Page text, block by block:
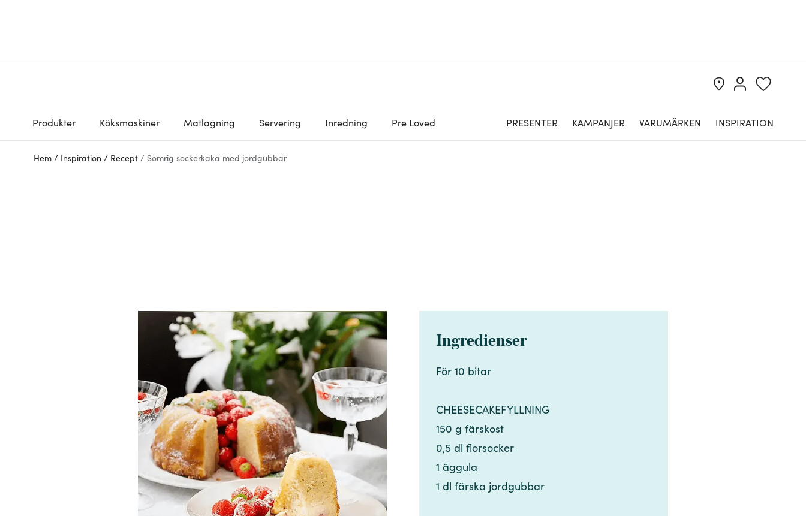
Produkter Köksmaskiner Matlagning Servering Inredning Pre Loved PRESENTER KAMPANJER VARUMÄRKEN INSPIRATION
Hem / Inspiration / Recept / Somrig sockerkaka med jordgubbar
Ingredienser
För 10 bitar​​​​‌ ‍ ​‍​‍‌‍ ‌ ​‍‌‍‍‌‌‍‌ ‌‍‍‌‌‍ ‍​‍​‍​ ‍‍​‍​‍‌ ​ ‌‍​‌‌‍ ‍‌‍‍‌‌ ‌​‌ ‍‌​‍ ‍‌‍‍‌‌‍ ​‍​‍​‍ ​​‍​‍‌‍‍​‌ ​‍‌‍‌‌‌‍‌‍​‍​‍​ ‍‍​‍​‍‌‍‍​‌ ‌​‌ ‌​‌ ​​‌ ​ ​ ‍‍​‍ ​‍ ‌‍​ ‌‍ ‌‌ ​ ​‍ ‍‌‍​ ‌‍‌‌‌ ​‍‌ ‌‍‌‍‌‌‌ ​‍‌‍​‌​‍ ‍‌ ​ ‌‍‌‌​‍ ‌ ​​‌ ​‍‌‍ ‌‍‌​‌ ‌‌‌‍​ ‌ ‌​‌‍‍‌‌‍ ‌‍ ‍​‍ ‌‍‍‌‌‍ ‍‌ ‌​‌‍‌‌‌‍ ‍‌ ‌​​‍ ‌‍‌‌‌‍‌​‌‍‍‌‌ ‌​​‍ ‌‍ ‌‌‍ ‌‍‌​‌‍‌‌​ ‌‌ ​​‌ ​‍‌‍‌‌‌ ​ ‌‍‌‌‌‍ ‍‌ ‌​‌‍​‌‌ ‌​‌‍‍‌‌‍ ‌‍ ‍​ ‍ ‌‍‍‌‌‍‌​​ ‌​ ‌‍​ ​‍​ ​‍‌‍​‌‌‍​ ‌‍‌‌​ ‌‍​ ‍‌​‍ ‌​ ​‍​ ​‍​ ​‌​ ‌​​‍ ‌​ ‌​‌‍‌‌​ ‍‌‌‍‌​​‍ ‌‌‍​‌​ ​‌​ ‌ ​ ‌‍​‍ ‌‌‍​‍​ ​‌​ ​‌​ ​ ‌‍​‍​ ‌ ​ ​​​ ​ ​ ​‌​ ‌‍​ ‌​‌‍‌‌​ ‍ ‌ ‌​‌ ‍‌‌ ​​‌‍‌‌​ ‌‌ ​​‌‍​‌‌‍‌ ‌‍‌‌​ ‍ ‌ ​​‌‍​‌‌ ‌​‌‍‍​​ ‌‌‍​‍‌‍ ​‌‍ ‌‍​ ‌‍‍ ‌ ​ ​‍‌‌​ ‌‌‌​​‍‌‌ ‌‍‍ ‌‍‌‌‌ ‍‌​‍‌‌​ ​ ‌​‌​​‍‌‌​ ​ ‌​‌​​‍‌‌​ ​‍​ ​‍‌‍​‍​ ‌‍​ ‌​​ ​ ‌‍​‍​ ​‍‌‍‌​‌‍‌‌​‍ ‌‌‍‌​‌‍​‍‌‍​‍​ ​ ​‍ ‌​ ‌​‌‍‌​​ ‌‍​ ​ ​‍ ‌‌‍​‍​ ‍​​ ​‍​ ​​​‍ ‌‌‍‌‍​ ‌​​ ‌‍​ ​‍​ ​‍​ ‌ ‌‍‌​‌‍​‌​ ​​‌‍‌​​ ‍​​ ​ ​‍‌‌​ ​‍​ ​‍​‍‌‌​ ‌‌‌​‌​​‍ ‍‌‍​ ‌‍ ‌‍ ​‌ ‌‌‌‍ ‌‌‍ ‍‌ ​ ​‍‌‌​ ‌‌‌​​‍‌‌ ‌‍‍ ‌‍‌‌‌ ‍‌​‍‌‌​ ​ ‌​‌​​‍‌‌​ ​ ‌​‌​​‍‌‌​ ​‍​ ​‍​ ‌‌​ ‌‌‌‍‌​‌‍‌‌‌‍‌‌​ ‌ ​ ‌‍​ ‌​​ ​​​ ‍​‌‍‌‍‌‍​ ​‍‌‌​ ​‍​ ​‍​‍‌‌​ ‌‌‌​‌​​‍ ‍‌‍‍‌‌ ‌​‌‍‌‌‌‍ ‌‌ ​ ​‍‌‌​ ‌‌‌​​‍​ ​​​‍‌‌​ ‌‌‌​‌​​ ‌‍​‍‌‍​‌‌ ​ ‌‍‌‌‌‌‌‌‌ ​‍‌‍ ​​ ‌‌‍‍​‌ ‌​‌ ‌​‌ ​​‌ ​ ​‍‌‌​ ​ ‌​​‌​‍‌‌​ ​‍‌​‌‍​‍‌‌​ ​‍‌​‌‍‌‍​ ‌‍ ‌‌ ​ ​‍ ‍‌‍​ ‌‍‌‌‌ ​‍‌ ‌‍‌‍‌‌‌ ​‍‌‍​‌​‍ ‍‌ ​ ‌‍‌‌​‍‌‍‌‍‍‌‌‍‌​​ ‌​ ‌‍​ ​‍​ ​‍‌‍​‌‌‍​ ‌‍‌‌​ ‌‍​ ‍‌​‍ ‌​ ​‍​ ​‍​ ​‌​ ‌​​‍ ‌​ ‌​‌‍‌‌​ ‍‌‌‍‌​​‍ ‌‌‍​‌​ ​‌​ ‌ ​ ‌‍​‍ ‌‌‍​‍​ ​‌​ ​‌​ ​ ‌‍​‍​ ‌ ​ ​​​ ​ ​ ​‌​ ‌‍​ ‌​‌‍‌‌​‍‌‍‌ ‌​‌ ‍‌‌ ​​‌‍‌‌​ ‌‌ ​​‌‍​‌‌‍‌ ‌‍‌‌​‍‌‍‌ ​​‌‍​‌‌ ‌​‌‍‍​​ ‌‌‍​‍‌‍ ​‌‍ ‌‍​ ‌‍‍ ‌ ​ ​‍‌‌​ ‌‌‌​​‍‌‌ ‌‍‍ ‌‍‌‌‌ ‍‌​‍‌‌​ ​ ‌​‌​​‍‌‌​ ​ ‌​‌​​‍‌‌​ ​‍​ ​‍‌‍​‍​ ‌‍​ ‌​​ ​ ‌‍​‍​ ​‍‌‍‌​‌‍‌‌​‍ ‌‌‍‌​‌‍​‍‌‍​‍​ ​ ​‍ ‌​ ‌​‌‍‌​​ ‌‍​ ​ ​‍ ‌‌‍​‍​ ‍​​ ​‍​ ​​​‍ ‌‌‍‌‍​ ‌​​ ‌‍​ ​‍​ ​‍​ ‌ ‌‍‌​‌‍​‌​ ​​‌‍‌​​ ‍​​ ​ ​‍‌‌​ ​‍​ ​‍​‍‌‌​ ‌‌‌​‌​​‍ ‍‌‍​ ‌‍ ‌‍ ​‌ ‌‌‌‍ ‌‌‍ ‍‌ ​ ​‍‌‌​ ‌‌‌​​‍‌‌ ‌‍‍ ‌‍‌‌‌ ‍‌​‍‌‌​ ​ ‌​‌​​‍‌‌​ ​ ‌​‌​​‍‌‌​ ​‍​ ​‍​ ‌‌​ ‌‌‌‍‌​‌‍‌‌‌‍‌‌​ ‌ ​ ‌‍​ ‌​​ ​​​ ‍​‌‍‌‍‌‍​ ​‍‌‌​ ​‍​ ​‍​‍‌‌​ ‌‌‌​‌​​‍ ‍‌‍‍‌‌ ‌​‌‍‌‌‌‍ ‌‌ ​ ​‍‌‌​ ‌‌‌​​‍​ ​​​‍‌‌​ ‌‌‌​‌​​‍‌‍‌ ‌ ‌‍ ‌ ​‍‌‍‍ ‌ ​ ‌ ​​‌‍​‌‌‍​ ‌‍‌‌​ ‌‌ ​​‌ ​‍‌‍ ‌‍‌​‌ ‌‌‌‍​ ‌ ‌​‌‍‍‌‌‍ ‌‍ ‍​‍‌‍‌ ​​‌‍‌‌‌ ​‍‌ ​ ‌ ​​‌‍‌‌‌‍​ ‌ ‌​‌‍‍‌‌ ‌‍‌‍‌‌​ ‌‌ ​​‌ ‌‌‌‍​‍‌‍ ​‌‍‍‌‌ ​ ‌‍‍​‌‍‌‌‌‍‌​​‍​‍‌ ‌
CHEESECAKEFYLLNING​​​​‌ ‍ ​‍​‍‌‍ ‌ ​‍‌‍‍‌‌‍‌ ‌‍‍‌‌‍ ‍​‍​‍​ ‍‍​‍​‍‌ ​ ‌‍​‌‌‍ ‍‌‍‍‌‌ ‌​‌ ‍‌​‍ ‍‌‍‍‌‌‍ ​‍​‍​‍ ​​‍​‍‌‍‍​‌ ​‍‌‍‌‌‌‍‌‍​‍​‍​ ‍‍​‍​‍‌‍‍​‌ ‌​‌ ‌​‌ ​​‌ ​ ​ ‍‍​‍ ​‍ ‌‍​ ‌‍ ‌‌ ​ ​‍ ‍‌‍​ ‌‍‌‌‌ ​‍‌ ‌‍‌‍‌‌‌ ​‍‌‍​‌​‍ ‍‌ ​ ‌‍‌‌​‍ ‌ ​​‌ ​‍‌‍ ‌‍‌​‌ ‌‌‌‍​ ‌ ‌​‌‍‍‌‌‍ ‌‍ ‍​‍ ‌‍‍‌‌‍ ‍‌ ‌​‌‍‌‌‌‍ ‍‌ ‌​​‍ ‌‍‌‌‌‍‌​‌‍‍‌‌ ‌​​‍ ‌‍ ‌‌‍ ‌‍‌​‌‍‌‌​ ‌‌ ​​‌ ​‍‌‍‌‌‌ ​ ‌‍‌‌‌‍ ‍‌ ‌​‌‍​‌‌ ‌​‌‍‍‌‌‍ ‌‍ ‍​ ‍ ‌‍‍‌‌‍‌​​ ‌​ ‌‍​ ​‍​ ​‍‌‍​‌‌‍​ ‌‍‌‌​ ‌‍​ ‍‌​‍ ‌​ ​‍​ ​‍​ ​‌​ ‌​​‍ ‌​ ‌​‌‍‌‌​ ‍‌‌‍‌​​‍ ‌‌‍​‌​ ​‌​ ‌ ​ ‌‍​‍ ‌‌‍​‍​ ​‌​ ​‌​ ​ ‌‍​‍​ ‌ ​ ​​​ ​ ​ ​‌​ ‌‍​ ‌​‌‍‌‌​ ‍ ‌ ‌​‌ ‍‌‌ ​​‌‍‌‌​ ‌‌ ​​‌‍​‌‌‍‌ ‌‍‌‌​ ‍ ‌ ​​‌‍​‌‌ ‌​‌‍‍​​ ‌‌‍​‍‌‍ ​‌‍ ‌‍​ ‌‍‍ ‌ ​ ​‍‌‌​ ‌‌‌​​‍‌‌ ‌‍‍ ‌‍‌‌‌ ‍‌​‍‌‌​ ​ ‌​‌​​‍‌‌​ ​ ‌​‌​​‍‌‌​ ​‍​ ​‍‌‍​‍​ ‌‍​ ‌​​ ​ ‌‍​‍​ ​‍‌‍‌​‌‍‌‌​‍ ‌‌‍‌​‌‍​‍‌‍​‍​ ​ ​‍ ‌​ ‌​‌‍‌​​ ‌‍​ ​ ​‍ ‌‌‍​‍​ ‍​​ ​‍​ ​​​‍ ‌‌‍‌‍​ ‌​​ ‌‍​ ​‍​ ​‍​ ‌ ‌‍‌​‌‍​‌​ ​​‌‍‌​​ ‍​​ ​ ​‍‌‌​ ​‍​ ​‍​‍‌‌​ ‌‌‌​‌​​‍ ‍‌‍​ ‌‍ ‌‍ ​‌ ‌‌‌‍ ‌‌‍ ‍‌ ​ ​‍‌‌​ ‌‌‌​​‍‌‌ ‌‍‍ ‌‍‌‌‌ ‍‌​‍‌‌​ ​ ‌​‌​​‍‌‌​ ​ ‌​‌​​‍‌‌​ ​‍​ ​‍​ ‌‌​ ‌‌‌‍‌​‌‍‌‌‌‍‌‌​ ‌ ​ ‌‍​ ‌​​ ​​​ ‍​‌‍‌‍‌‍​ ​‍‌‌​ ​‍​ ​‍​‍‌‌​ ‌‌‌​‌​​‍ ‍‌‍‍‌‌ ‌​‌‍‌‌‌‍ ‌‌ ​ ​‍‌‌​ ‌‌‌​​‍​ ​‍​‍‌‌​ ‌‌‌​‌​​ ‌‍​‍‌‍​‌‌ ​ ‌‍‌‌‌‌‌‌‌ ​‍‌‍ ​​ ‌‌‍‍​‌ ‌​‌ ‌​‌ ​​‌ ​ ​‍‌‌​ ​ ‌​​‌​‍‌‌​ ​‍‌​‌‍​‍‌‌​ ​‍‌​‌‍‌‍​ ‌‍ ‌‌ ​ ​‍ ‍‌‍​ ‌‍‌‌‌ ​‍‌ ‌‍‌‍‌‌‌ ​‍‌‍​‌​‍ ‍‌ ​ ‌‍‌‌​‍‌‍‌‍‍‌‌‍‌​​ ‌​ ‌‍​ ​‍​ ​‍‌‍​‌‌‍​ ‌‍‌‌​ ‌‍​ ‍‌​‍ ‌​ ​‍​ ​‍​ ​‌​ ‌​​‍ ‌​ ‌​‌‍‌‌​ ‍‌‌‍‌​​‍ ‌‌‍​‌​ ​‌​ ‌ ​ ‌‍​‍ ‌‌‍​‍​ ​‌​ ​‌​ ​ ‌‍​‍​ ‌ ​ ​​​ ​ ​ ​‌​ ‌‍​ ‌​‌‍‌‌​‍‌‍‌ ‌​‌ ‍‌‌ ​​‌‍‌‌​ ‌‌ ​​‌‍​‌‌‍‌ ‌‍‌‌​‍‌‍‌ ​​‌‍​‌‌ ‌​‌‍‍​​ ‌‌‍​‍‌‍ ​‌‍ ‌‍​ ‌‍‍ ‌ ​ ​‍‌‌​ ‌‌‌​​‍‌‌ ‌‍‍ ‌‍‌‌‌ ‍‌​‍‌‌​ ​ ‌​‌​​‍‌‌​ ​ ‌​‌​​‍‌‌​ ​‍​ ​‍‌‍​‍​ ‌‍​ ‌​​ ​ ‌‍​‍​ ​‍‌‍‌​‌‍‌‌​‍ ‌‌‍‌​‌‍​‍‌‍​‍​ ​ ​‍ ‌​ ‌​‌‍‌​​ ‌‍​ ​ ​‍ ‌‌‍​‍​ ‍​​ ​‍​ ​​​‍ ‌‌‍‌‍​ ‌​​ ‌‍​ ​‍​ ​‍​ ‌ ‌‍‌​‌‍​‌​ ​​‌‍‌​​ ‍​​ ​ ​‍‌‌​ ​‍​ ​‍​‍‌‌​ ‌‌‌​‌​​‍ ‍‌‍​ ‌‍ ‌‍ ​‌ ‌‌‌‍ ‌‌‍ ‍‌ ​ ​‍‌‌​ ‌‌‌​​‍‌‌ ‌‍‍ ‌‍‌‌‌ ‍‌​‍‌‌​ ​ ‌​‌​​‍‌‌​ ​ ‌​‌​​‍‌‌​ ​‍​ ​‍​ ‌‌​ ‌‌‌‍‌​‌‍‌‌‌‍‌‌​ ‌ ​ ‌‍​ ‌​​ ​​​ ‍​‌‍‌‍‌‍​ ​‍‌‌​ ​‍​ ​‍​‍‌‌​ ‌‌‌​‌​​‍ ‍‌‍‍‌‌ ‌​‌‍‌‌‌‍ ‌‌ ​ ​‍‌‌​ ‌‌‌​​‍​ ​‍​‍‌‌​ ‌‌‌​‌​​‍‌‍‌ ‌ ‌‍ ‌ ​‍‌‍‍ ‌ ​ ‌ ​​‌‍​‌‌‍​ ‌‍‌‌​ ‌‌ ​​‌ ​‍‌‍ ‌‍‌​‌ ‌‌‌‍​ ‌ ‌​‌‍‍‌‌‍ ‌‍ ‍​‍‌‍‌ ​​‌‍‌‌‌ ​‍‌ ​ ‌ ​​‌‍‌‌‌‍​ ‌ ‌​‌‍‍‌‌ ‌‍‌‍‌‌​ ‌‌ ​​‌ ‌‌‌‍​‍‌‍ ​‌‍‍‌‌ ​ ‌‍‍​‌‍‌‌‌‍‌​​‍​‍‌ ‌
150 g färskost​​​​‌ ‍ ​‍​‍‌‍ ‌ ​‍‌‍‍‌‌‍‌ ‌‍‍‌‌‍ ‍​‍​‍​ ‍‍​‍​‍‌ ​ ‌‍​‌‌‍ ‍‌‍‍‌‌ ‌​‌ ‍‌​‍ ‍‌‍‍‌‌‍ ​‍​‍​‍ ​​‍​‍‌‍‍​‌ ​‍‌‍‌‌‌‍‌‍​‍​‍​ ‍‍​‍​‍‌‍‍​‌ ‌​‌ ‌​‌ ​​‌ ​ ​ ‍‍​‍ ​‍ ‌‍​ ‌‍ ‌‌ ​ ​‍ ‍‌‍​ ‌‍‌‌‌ ​‍‌ ‌‍‌‍‌‌‌ ​‍‌‍​‌​‍ ‍‌ ​ ‌‍‌‌​‍ ‌ ​​‌ ​‍‌‍ ‌‍‌​‌ ‌‌‌‍​ ‌ ‌​‌‍‍‌‌‍ ‌‍ ‍​‍ ‌‍‍‌‌‍ ‍‌ ‌​‌‍‌‌‌‍ ‍‌ ‌​​‍ ‌‍‌‌‌‍‌​‌‍‍‌‌ ‌​​‍ ‌‍ ‌‌‍ ‌‍‌​‌‍‌‌​ ‌‌ ​​‌ ​‍‌‍‌‌‌ ​ ‌‍‌‌‌‍ ‍‌ ‌​‌‍​‌‌ ‌​‌‍‍‌‌‍ ‌‍ ‍​ ‍ ‌‍‍‌‌‍‌​​ ‌​ ‌‍​ ​‍​ ​‍‌‍​‌‌‍​ ‌‍‌‌​ ‌‍​ ‍‌​‍ ‌​ ​‍​ ​‍​ ​‌​ ‌​​‍ ‌​ ‌​‌‍‌‌​ ‍‌‌‍‌​​‍ ‌‌‍​‌​ ​‌​ ‌ ​ ‌‍​‍ ‌‌‍​‍​ ​‌​ ​‌​ ​ ‌‍​‍​ ‌ ​ ​​​ ​ ​ ​‌​ ‌‍​ ‌​‌‍‌‌​ ‍ ‌ ‌​‌ ‍‌‌ ​​‌‍‌‌​ ‌‌ ​​‌‍​‌‌‍‌ ‌‍‌‌​ ‍ ‌ ​​‌‍​‌‌ ‌​‌‍‍​​ ‌‌‍​‍‌‍ ​‌‍ ‌‍​ ‌‍‍ ‌ ​ ​‍‌‌​ ‌‌‌​​‍‌‌ ‌‍‍ ‌‍‌‌‌ ‍‌​‍‌‌​ ​ ‌​‌​​‍‌‌​ ​ ‌​‌​​‍‌‌​ ​‍​ ​‍‌‍​‍​ ‌‍​ ‌​​ ​ ‌‍​‍​ ​‍‌‍‌​‌‍‌‌​‍ ‌‌‍‌​‌‍​‍‌‍​‍​ ​ ​‍ ‌​ ‌​‌‍‌​​ ‌‍​ ​ ​‍ ‌‌‍​‍​ ‍​​ ​‍​ ​​​‍ ‌‌‍‌‍​ ‌​​ ‌‍​ ​‍​ ​‍​ ‌ ‌‍‌​‌‍​‌​ ​​‌‍‌​​ ‍​​ ​ ​‍‌‌​ ​‍​ ​‍​‍‌‌​ ‌‌‌​‌​​‍ ‍‌‍​ ‌‍ ‌‍ ​‌ ‌‌‌‍ ‌‌‍ ‍‌ ​ ​‍‌‌​ ‌‌‌​​‍‌‌ ‌‍‍ ‌‍‌‌‌ ‍‌​‍‌‌​ ​ ‌​‌​​‍‌‌​ ​ ‌​‌​​‍‌‌​ ​‍​ ​‍​ ‌‌​ ‌‌‌‍‌​‌‍‌‌‌‍‌‌​ ‌ ​ ‌‍​ ‌​​ ​​​ ‍​‌‍‌‍‌‍​ ​‍‌‌​ ​‍​ ​‍​‍‌‌​ ‌‌‌​‌​​‍ ‍‌‍‍‌‌ ‌​‌‍‌‌‌‍ ‌‌ ​ ​‍‌‌​ ‌‌‌​​‍​ ​ ​‍‌‌​ ‌‌‌​‌​​ ‌‍​‍‌‍​‌‌ ​ ‌‍‌‌‌‌‌‌‌ ​‍‌‍ ​​ ‌‌‍‍​‌ ‌​‌ ‌​‌ ​​‌ ​ ​‍‌‌​ ​ ‌​​‌​‍‌‌​ ​‍‌​‌‍​‍‌‌​ ​‍‌​‌‍‌‍​ ‌‍ ‌‌ ​ ​‍ ‍‌‍​ ‌‍‌‌‌ ​‍‌ ‌‍‌‍‌‌‌ ​‍‌‍​‌​‍ ‍‌ ​ ‌‍‌‌​‍‌‍‌‍‍‌‌‍‌​​ ‌​ ‌‍​ ​‍​ ​‍‌‍​‌‌‍​ ‌‍‌‌​ ‌‍​ ‍‌​‍ ‌​ ​‍​ ​‍​ ​‌​ ‌​​‍ ‌​ ‌​‌‍‌‌​ ‍‌‌‍‌​​‍ ‌‌‍​‌​ ​‌​ ‌ ​ ‌‍​‍ ‌‌‍​‍​ ​‌​ ​‌​ ​ ‌‍​‍​ ‌ ​ ​​​ ​ ​ ​‌​ ‌‍​ ‌​‌‍‌‌​‍‌‍‌ ‌​‌ ‍‌‌ ​​‌‍‌‌​ ‌‌ ​​‌‍​‌‌‍‌ ‌‍‌‌​‍‌‍‌ ​​‌‍​‌‌ ‌​‌‍‍​​ ‌‌‍​‍‌‍ ​‌‍ ‌‍​ ‌‍‍ ‌ ​ ​‍‌‌​ ‌‌‌​​‍‌‌ ‌‍‍ ‌‍‌‌‌ ‍‌​‍‌‌​ ​ ‌​‌​​‍‌‌​ ​ ‌​‌​​‍‌‌​ ​‍​ ​‍‌‍​‍​ ‌‍​ ‌​​ ​ ‌‍​‍​ ​‍‌‍‌​‌‍‌‌​‍ ‌‌‍‌​‌‍​‍‌‍​‍​ ​ ​‍ ‌​ ‌​‌‍‌​​ ‌‍​ ​ ​‍ ‌‌‍​‍​ ‍​​ ​‍​ ​​​‍ ‌‌‍‌‍​ ‌​​ ‌‍​ ​‍​ ​‍​ ‌ ‌‍‌​‌‍​‌​ ​​‌‍‌​​ ‍​​ ​ ​‍‌‌​ ​‍​ ​‍​‍‌‌​ ‌‌‌​‌​​‍ ‍‌‍​ ‌‍ ‌‍ ​‌ ‌‌‌‍ ‌‌‍ ‍‌ ​ ​‍‌‌​ ‌‌‌​​‍‌‌ ‌‍‍ ‌‍‌‌‌ ‍‌​‍‌‌​ ​ ‌​‌​​‍‌‌​ ​ ‌​‌​​‍‌‌​ ​‍​ ​‍​ ‌‌​ ‌‌‌‍‌​‌‍‌‌‌‍‌‌​ ‌ ​ ‌‍​ ‌​​ ​​​ ‍​‌‍‌‍‌‍​ ​‍‌‌​ ​‍​ ​‍​‍‌‌​ ‌‌‌​‌​​‍ ‍‌‍‍‌‌ ‌​‌‍‌‌‌‍ ‌‌ ​ ​‍‌‌​ ‌‌‌​​‍​ ​ ​‍‌‌​ ‌‌‌​‌​​‍‌‍‌ ‌ ‌‍ ‌ ​‍‌‍‍ ‌ ​ ‌ ​​‌‍​‌‌‍​ ‌‍‌‌​ ‌‌ ​​‌ ​‍‌‍ ‌‍‌​‌ ‌‌‌‍​ ‌ ‌​‌‍‍‌‌‍ ‌‍ ‍​‍‌‍‌ ​​‌‍‌‌‌ ​‍‌ ​ ‌ ​​‌‍‌‌‌‍​ ‌ ‌​‌‍‍‌‌ ‌‍‌‍‌‌​ ‌‌ ​​‌ ‌‌‌‍​‍‌‍ ​‌‍‍‌‌ ​ ‌‍‍​‌‍‌‌‌‍‌​​‍​‍‌ ‌
0,5 dl florsocker​​​​‌ ‍ ​‍​‍‌‍ ‌ ​‍‌‍‍‌‌‍‌ ‌‍‍‌‌‍ ‍​‍​‍​ ‍‍​‍​‍‌ ​ ‌‍​‌‌‍ ‍‌‍‍‌‌ ‌​‌ ‍‌​‍ ‍‌‍‍‌‌‍ ​‍​‍​‍ ​​‍​‍‌‍‍​‌ ​‍‌‍‌‌‌‍‌‍​‍​‍​ ‍‍​‍​‍‌‍‍​‌ ‌​‌ ‌​‌ ​​‌ ​ ​ ‍‍​‍ ​‍ ‌‍​ ‌‍ ‌‌ ​ ​‍ ‍‌‍​ ‌‍‌‌‌ ​‍‌ ‌‍‌‍‌‌‌ ​‍‌‍​‌​‍ ‍‌ ​ ‌‍‌‌​‍ ‌ ​​‌ ​‍‌‍ ‌‍‌​‌ ‌‌‌‍​ ‌ ‌​‌‍‍‌‌‍ ‌‍ ‍​‍ ‌‍‍‌‌‍ ‍‌ ‌​‌‍‌‌‌‍ ‍‌ ‌​​‍ ‌‍‌‌‌‍‌​‌‍‍‌‌ ‌​​‍ ‌‍ ‌‌‍ ‌‍‌​‌‍‌‌​ ‌‌ ​​‌ ​‍‌‍‌‌‌ ​ ‌‍‌‌‌‍ ‍‌ ‌​‌‍​‌‌ ‌​‌‍‍‌‌‍ ‌‍ ‍​ ‍ ‌‍‍‌‌‍‌​​ ‌​ ‌‍​ ​‍​ ​‍‌‍​‌‌‍​ ‌‍‌‌​ ‌‍​ ‍‌​‍ ‌​ ​‍​ ​‍​ ​‌​ ‌​​‍ ‌​ ‌​‌‍‌‌​ ‍‌‌‍‌​​‍ ‌‌‍​‌​ ​‌​ ‌ ​ ‌‍​‍ ‌‌‍​‍​ ​‌​ ​‌​ ​ ‌‍​‍​ ‌ ​ ​​​ ​ ​ ​‌​ ‌‍​ ‌​‌‍‌‌​ ‍ ‌ ‌​‌ ‍‌‌ ​​‌‍‌‌​ ‌‌ ​​‌‍​‌‌‍‌ ‌‍‌‌​ ‍ ‌ ​​‌‍​‌‌ ‌​‌‍‍​​ ‌‌‍​‍‌‍ ​‌‍ ‌‍​ ‌‍‍ ‌ ​ ​‍‌‌​ ‌‌‌​​‍‌‌ ‌‍‍ ‌‍‌‌‌ ‍‌​‍‌‌​ ​ ‌​‌​​‍‌‌​ ​ ‌​‌​​‍‌‌​ ​‍​ ​‍‌‍​‍​ ‌‍​ ‌​​ ​ ‌‍​‍​ ​‍‌‍‌​‌‍‌‌​‍ ‌‌‍‌​‌‍​‍‌‍​‍​ ​ ​‍ ‌​ ‌​‌‍‌​​ ‌‍​ ​ ​‍ ‌‌‍​‍​ ‍​​ ​‍​ ​​​‍ ‌‌‍‌‍​ ‌​​ ‌‍​ ​‍​ ​‍​ ‌ ‌‍‌​‌‍​‌​ ​​‌‍‌​​ ‍​​ ​ ​‍‌‌​ ​‍​ ​‍​‍‌‌​ ‌‌‌​‌​​‍ ‍‌‍​ ‌‍ ‌‍ ​‌ ‌‌‌‍ ‌‌‍ ‍‌ ​ ​‍‌‌​ ‌‌‌​​‍‌‌ ‌‍‍ ‌‍‌‌‌ ‍‌​‍‌‌​ ​ ‌​‌​​‍‌‌​ ​ ‌​‌​​‍‌‌​ ​‍​ ​‍​ ‌‌​ ‌‌‌‍‌​‌‍‌‌‌‍‌‌​ ‌ ​ ‌‍​ ‌​​ ​​​ ‍​‌‍‌‍‌‍​ ​‍‌‌​ ​‍​ ​‍​‍‌‌​ ‌‌‌​‌​​‍ ‍‌‍‍‌‌ ‌​‌‍‌‌‌‍ ‌‌ ​ ​‍‌‌​ ‌‌‌​​‍​ ‌​​‍‌‌​ ‌‌‌​‌​​ ‌‍​‍‌‍​‌‌ ​ ‌‍‌‌‌‌‌‌‌ ​‍‌‍ ​​ ‌‌‍‍​‌ ‌​‌ ‌​‌ ​​‌ ​ ​‍‌‌​ ​ ‌​​‌​‍‌‌​ ​‍‌​‌‍​‍‌‌​ ​‍‌​‌‍‌‍​ ‌‍ ‌‌ ​ ​‍ ‍‌‍​ ‌‍‌‌‌ ​‍‌ ‌‍‌‍‌‌‌ ​‍‌‍​‌​‍ ‍‌ ​ ‌‍‌‌​‍‌‍‌‍‍‌‌‍‌​​ ‌​ ‌‍​ ​‍​ ​‍‌‍​‌‌‍​ ‌‍‌‌​ ‌‍​ ‍‌​‍ ‌​ ​‍​ ​‍​ ​‌​ ‌​​‍ ‌​ ‌​‌‍‌‌​ ‍‌‌‍‌​​‍ ‌‌‍​‌​ ​‌​ ‌ ​ ‌‍​‍ ‌‌‍​‍​ ​‌​ ​‌​ ​ ‌‍​‍​ ‌ ​ ​​​ ​ ​ ​‌​ ‌‍​ ‌​‌‍‌‌​‍‌‍‌ ‌​‌ ‍‌‌ ​​‌‍‌‌​ ‌‌ ​​‌‍​‌‌‍‌ ‌‍‌‌​‍‌‍‌ ​​‌‍​‌‌ ‌​‌‍‍​​ ‌‌‍​‍‌‍ ​‌‍ ‌‍​ ‌‍‍ ‌ ​ ​‍‌‌​ ‌‌‌​​‍‌‌ ‌‍‍ ‌‍‌‌‌ ‍‌​‍‌‌​ ​ ‌​‌​​‍‌‌​ ​ ‌​‌​​‍‌‌​ ​‍​ ​‍‌‍​‍​ ‌‍​ ‌​​ ​ ‌‍​‍​ ​‍‌‍‌​‌‍‌‌​‍ ‌‌‍‌​‌‍​‍‌‍​‍​ ​ ​‍ ‌​ ‌​‌‍‌​​ ‌‍​ ​ ​‍ ‌‌‍​‍​ ‍​​ ​‍​ ​​​‍ ‌‌‍‌‍​ ‌​​ ‌‍​ ​‍​ ​‍​ ‌ ‌‍‌​‌‍​‌​ ​​‌‍‌​​ ‍​​ ​ ​‍‌‌​ ​‍​ ​‍​‍‌‌​ ‌‌‌​‌​​‍ ‍‌‍​ ‌‍ ‌‍ ​‌ ‌‌‌‍ ‌‌‍ ‍‌ ​ ​‍‌‌​ ‌‌‌​​‍‌‌ ‌‍‍ ‌‍‌‌‌ ‍‌​‍‌‌​ ​ ‌​‌​​‍‌‌​ ​ ‌​‌​​‍‌‌​ ​‍​ ​‍​ ‌‌​ ‌‌‌‍‌​‌‍‌‌‌‍‌‌​ ‌ ​ ‌‍​ ‌​​ ​​​ ‍​‌‍‌‍‌‍​ ​‍‌‌​ ​‍​ ​‍​‍‌‌​ ‌‌‌​‌​​‍ ‍‌‍‍‌‌ ‌​‌‍‌‌‌‍ ‌‌ ​ ​‍‌‌​ ‌‌‌​​‍​ ‌​​‍‌‌​ ‌‌‌​‌​​‍‌‍‌ ‌ ‌‍ ‌ ​‍‌‍‍ ‌ ​ ‌ ​​‌‍​‌‌‍​ ‌‍‌‌​ ‌‌ ​​‌ ​‍‌‍ ‌‍‌​‌ ‌‌‌‍​ ‌ ‌​‌‍‍‌‌‍ ‌‍ ‍​‍‌‍‌ ​​‌‍‌‌‌ ​‍‌ ​ ‌ ​​‌‍‌‌‌‍​ ‌ ‌​‌‍‍‌‌ ‌‍‌‍‌‌​ ‌‌ ​​‌ ‌‌‌‍​‍‌‍ ​‌‍‍‌‌ ​ ‌‍‍​‌‍‌‌‌‍‌​​‍​‍‌ ‌
1 äggula​​​​‌ ‍ ​‍​‍‌‍ ‌ ​‍‌‍‍‌‌‍‌ ‌‍‍‌‌‍ ‍​‍​‍​ ‍‍​‍​‍‌ ​ ‌‍​‌‌‍ ‍‌‍‍‌‌ ‌​‌ ‍‌​‍ ‍‌‍‍‌‌‍ ​‍​‍​‍ ​​‍​‍‌‍‍​‌ ​‍‌‍‌‌‌‍‌‍​‍​‍​ ‍‍​‍​‍‌‍‍​‌ ‌​‌ ‌​‌ ​​‌ ​ ​ ‍‍​‍ ​‍ ‌‍​ ‌‍ ‌‌ ​ ​‍ ‍‌‍​ ‌‍‌‌‌ ​‍‌ ‌‍‌‍‌‌‌ ​‍‌‍​‌​‍ ‍‌ ​ ‌‍‌‌​‍ ‌ ​​‌ ​‍‌‍ ‌‍‌​‌ ‌‌‌‍​ ‌ ‌​‌‍‍‌‌‍ ‌‍ ‍​‍ ‌‍‍‌‌‍ ‍‌ ‌​‌‍‌‌‌‍ ‍‌ ‌​​‍ ‌‍‌‌‌‍‌​‌‍‍‌‌ ‌​​‍ ‌‍ ‌‌‍ ‌‍‌​‌‍‌‌​ ‌‌ ​​‌ ​‍‌‍‌‌‌ ​ ‌‍‌‌‌‍ ‍‌ ‌​‌‍​‌‌ ‌​‌‍‍‌‌‍ ‌‍ ‍​ ‍ ‌‍‍‌‌‍‌​​ ‌​ ‌‍​ ​‍​ ​‍‌‍​‌‌‍​ ‌‍‌‌​ ‌‍​ ‍‌​‍ ‌​ ​‍​ ​‍​ ​‌​ ‌​​‍ ‌​ ‌​‌‍‌‌​ ‍‌‌‍‌​​‍ ‌‌‍​‌​ ​‌​ ‌ ​ ‌‍​‍ ‌‌‍​‍​ ​‌​ ​‌​ ​ ‌‍​‍​ ‌ ​ ​​​ ​ ​ ​‌​ ‌‍​ ‌​‌‍‌‌​ ‍ ‌ ‌​‌ ‍‌‌ ​​‌‍‌‌​ ‌‌ ​​‌‍​‌‌‍‌ ‌‍‌‌​ ‍ ‌ ​​‌‍​‌‌ ‌​‌‍‍​​ ‌‌‍​‍‌‍ ​‌‍ ‌‍​ ‌‍‍ ‌ ​ ​‍‌‌​ ‌‌‌​​‍‌‌ ‌‍‍ ‌‍‌‌‌ ‍‌​‍‌‌​ ​ ‌​‌​​‍‌‌​ ​ ‌​‌​​‍‌‌​ ​‍​ ​‍‌‍​‍​ ‌‍​ ‌​​ ​ ‌‍​‍​ ​‍‌‍‌​‌‍‌‌​‍ ‌‌‍‌​‌‍​‍‌‍​‍​ ​ ​‍ ‌​ ‌​‌‍‌​​ ‌‍​ ​ ​‍ ‌‌‍​‍​ ‍​​ ​‍​ ​​​‍ ‌‌‍‌‍​ ‌​​ ‌‍​ ​‍​ ​‍​ ‌ ‌‍‌​‌‍​‌​ ​​‌‍‌​​ ‍​​ ​ ​‍‌‌​ ​‍​ ​‍​‍‌‌​ ‌‌‌​‌​​‍ ‍‌‍​ ‌‍ ‌‍ ​‌ ‌‌‌‍ ‌‌‍ ‍‌ ​ ​‍‌‌​ ‌‌‌​​‍‌‌ ‌‍‍ ‌‍‌‌‌ ‍‌​‍‌‌​ ​ ‌​‌​​‍‌‌​ ​ ‌​‌​​‍‌‌​ ​‍​ ​‍​ ‌‌​ ‌‌‌‍‌​‌‍‌‌‌‍‌‌​ ‌ ​ ‌‍​ ‌​​ ​​​ ‍​‌‍‌‍‌‍​ ​‍‌‌​ ​‍​ ​‍​‍‌‌​ ‌‌‌​‌​​‍ ‍‌‍‍‌‌ ‌​‌‍‌‌‌‍ ‌‌ ​ ​‍‌‌​ ‌‌‌​​‍​ ‌‌​‍‌‌​ ‌‌‌​‌​​ ‌‍​‍‌‍​‌‌ ​ ‌‍‌‌‌‌‌‌‌ ​‍‌‍ ​​ ‌‌‍‍​‌ ‌​‌ ‌​‌ ​​‌ ​ ​‍‌‌​ ​ ‌​​‌​‍‌‌​ ​‍‌​‌‍​‍‌‌​ ​‍‌​‌‍‌‍​ ‌‍ ‌‌ ​ ​‍ ‍‌‍​ ‌‍‌‌‌ ​‍‌ ‌‍‌‍‌‌‌ ​‍‌‍​‌​‍ ‍‌ ​ ‌‍‌‌​‍‌‍‌‍‍‌‌‍‌​​ ‌​ ‌‍​ ​‍​ ​‍‌‍​‌‌‍​ ‌‍‌‌​ ‌‍​ ‍‌​‍ ‌​ ​‍​ ​‍​ ​‌​ ‌​​‍ ‌​ ‌​‌‍‌‌​ ‍‌‌‍‌​​‍ ‌‌‍​‌​ ​‌​ ‌ ​ ‌‍​‍ ‌‌‍​‍​ ​‌​ ​‌​ ​ ‌‍​‍​ ‌ ​ ​​​ ​ ​ ​‌​ ‌‍​ ‌​‌‍‌‌​‍‌‍‌ ‌​‌ ‍‌‌ ​​‌‍‌‌​ ‌‌ ​​‌‍​‌‌‍‌ ‌‍‌‌​‍‌‍‌ ​​‌‍​‌‌ ‌​‌‍‍​​ ‌‌‍​‍‌‍ ​‌‍ ‌‍​ ‌‍‍ ‌ ​ ​‍‌‌​ ‌‌‌​​‍‌‌ ‌‍‍ ‌‍‌‌‌ ‍‌​‍‌‌​ ​ ‌​‌​​‍‌‌​ ​ ‌​‌​​‍‌‌​ ​‍​ ​‍‌‍​‍​ ‌‍​ ‌​​ ​ ‌‍​‍​ ​‍‌‍‌​‌‍‌‌​‍ ‌‌‍‌​‌‍​‍‌‍​‍​ ​ ​‍ ‌​ ‌​‌‍‌​​ ‌‍​ ​ ​‍ ‌‌‍​‍​ ‍​​ ​‍​ ​​​‍ ‌‌‍‌‍​ ‌​​ ‌‍​ ​‍​ ​‍​ ‌ ‌‍‌​‌‍​‌​ ​​‌‍‌​​ ‍​​ ​ ​‍‌‌​ ​‍​ ​‍​‍‌‌​ ‌‌‌​‌​​‍ ‍‌‍​ ‌‍ ‌‍ ​‌ ‌‌‌‍ ‌‌‍ ‍‌ ​ ​‍‌‌​ ‌‌‌​​‍‌‌ ‌‍‍ ‌‍‌‌‌ ‍‌​‍‌‌​ ​ ‌​‌​​‍‌‌​ ​ ‌​‌​​‍‌‌​ ​‍​ ​‍​ ‌‌​ ‌‌‌‍‌​‌‍‌‌‌‍‌‌​ ‌ ​ ‌‍​ ‌​​ ​​​ ‍​‌‍‌‍‌‍​ ​‍‌‌​ ​‍​ ​‍​‍‌‌​ ‌‌‌​‌​​‍ ‍‌‍‍‌‌ ‌​‌‍‌‌‌‍ ‌‌ ​ ​‍‌‌​ ‌‌‌​​‍​ ‌‌​‍‌‌​ ‌‌‌​‌​​‍‌‍‌ ‌ ‌‍ ‌ ​‍‌‍‍ ‌ ​ ‌ ​​‌‍​‌‌‍​ ‌‍‌‌​ ‌‌ ​​‌ ​‍‌‍ ‌‍‌​‌ ‌‌‌‍​ ‌ ‌​‌‍‍‌‌‍ ‌‍ ‍​‍‌‍‌ ​​‌‍‌‌‌ ​‍‌ ​ ‌ ​​‌‍‌‌‌‍​ ‌ ‌​‌‍‍‌‌ ‌‍‌‍‌‌​ ‌‌ ​​‌ ‌‌‌‍​‍‌‍ ​‌‍‍‌‌ ​ ‌‍‍​‌‍‌‌‌‍‌​​‍​‍‌ ‌
1 dl färska jordgubbar​​​​‌ ‍ ​‍​‍‌‍ ‌ ​‍‌‍‍‌‌‍‌ ‌‍‍‌‌‍ ‍​‍​‍​ ‍‍​‍​‍‌ ​ ‌‍​‌‌‍ ‍‌‍‍‌‌ ‌​‌ ‍‌​‍ ‍‌‍‍‌‌‍ ​‍​‍​‍ ​​‍​‍‌‍‍​‌ ​‍‌‍‌‌‌‍‌‍​‍​‍​ ‍‍​‍​‍‌‍‍​‌ ‌​‌ ‌​‌ ​​‌ ​ ​ ‍‍​‍ ​‍ ‌‍​ ‌‍ ‌‌ ​ ​‍ ‍‌‍​ ‌‍‌‌‌ ​‍‌ ‌‍‌‍‌‌‌ ​‍‌‍​‌​‍ ‍‌ ​ ‌‍‌‌​‍ ‌ ​​‌ ​‍‌‍ ‌‍‌​‌ ‌‌‌‍​ ‌ ‌​‌‍‍‌‌‍ ‌‍ ‍​‍ ‌‍‍‌‌‍ ‍‌ ‌​‌‍‌‌‌‍ ‍‌ ‌​​‍ ‌‍‌‌‌‍‌​‌‍‍‌‌ ‌​​‍ ‌‍ ‌‌‍ ‌‍‌​‌‍‌‌​ ‌‌ ​​‌ ​‍‌‍‌‌‌ ​ ‌‍‌‌‌‍ ‍‌ ‌​‌‍​‌‌ ‌​‌‍‍‌‌‍ ‌‍ ‍​ ‍ ‌‍‍‌‌‍‌​​ ‌​ ‌‍​ ​‍​ ​‍‌‍​‌‌‍​ ‌‍‌‌​ ‌‍​ ‍‌​‍ ‌​ ​‍​ ​‍​ ​‌​ ‌​​‍ ‌​ ‌​‌‍‌‌​ ‍‌‌‍‌​​‍ ‌‌‍​‌​ ​‌​ ‌ ​ ‌‍​‍ ‌‌‍​‍​ ​‌​ ​‌​ ​ ‌‍​‍​ ‌ ​ ​​​ ​ ​ ​‌​ ‌‍​ ‌​‌‍‌‌​ ‍ ‌ ‌​‌ ‍‌‌ ​​‌‍‌‌​ ‌‌ ​​‌‍​‌‌‍‌ ‌‍‌‌​ ‍ ‌ ​​‌‍​‌‌ ‌​‌‍‍​​ ‌‌‍​‍‌‍ ​‌‍ ‌‍​ ‌‍‍ ‌ ​ ​‍‌‌​ ‌‌‌​​‍‌‌ ‌‍‍ ‌‍‌‌‌ ‍‌​‍‌‌​ ​ ‌​‌​​‍‌‌​ ​ ‌​‌​​‍‌‌​ ​‍​ ​‍‌‍​‍​ ‌‍​ ‌​​ ​ ‌‍​‍​ ​‍‌‍‌​‌‍‌‌​‍ ‌‌‍‌​‌‍​‍‌‍​‍​ ​ ​‍ ‌​ ‌​‌‍‌​​ ‌‍​ ​ ​‍ ‌‌‍​‍​ ‍​​ ​‍​ ​​​‍ ‌‌‍‌‍​ ‌​​ ‌‍​ ​‍​ ​‍​ ‌ ‌‍‌​‌‍​‌​ ​​‌‍‌​​ ‍​​ ​ ​‍‌‌​ ​‍​ ​‍​‍‌‌​ ‌‌‌​‌​​‍ ‍‌‍​ ‌‍ ‌‍ ​‌ ‌‌‌‍ ‌‌‍ ‍‌ ​ ​‍‌‌​ ‌‌‌​​‍‌‌ ‌‍‍ ‌‍‌‌‌ ‍‌​‍‌‌​ ​ ‌​‌​​‍‌‌​ ​ ‌​‌​​‍‌‌​ ​‍​ ​‍​ ‌‌​ ‌‌‌‍‌​‌‍‌‌‌‍‌‌​ ‌ ​ ‌‍​ ‌​​ ​​​ ‍​‌‍‌‍‌‍​ ​‍‌‌​ ​‍​ ​‍​‍‌‌​ ‌‌‌​‌​​‍ ‍‌‍‍‌‌ ‌​‌‍‌‌‌‍ ‌‌ ​ ​‍‌‌​ ‌‌‌​​‍​ ‌‍​‍‌‌​ ‌‌‌​‌​​ ‌‍​‍‌‍​‌‌ ​ ‌‍‌‌‌‌‌‌‌ ​‍‌‍ ​​ ‌‌‍‍​‌ ‌​‌ ‌​‌ ​​‌ ​ ​‍‌‌​ ​ ‌​​‌​‍‌‌​ ​‍‌​‌‍​‍‌‌​ ​‍‌​‌‍‌‍​ ‌‍ ‌‌ ​ ​‍ ‍‌‍​ ‌‍‌‌‌ ​‍‌ ‌‍‌‍‌‌‌ ​‍‌‍​‌​‍ ‍‌ ​ ‌‍‌‌​‍‌‍‌‍‍‌‌‍‌​​ ‌​ ‌‍​ ​‍​ ​‍‌‍​‌‌‍​ ‌‍‌‌​ ‌‍​ ‍‌​‍ ‌​ ​‍​ ​‍​ ​‌​ ‌​​‍ ‌​ ‌​‌‍‌‌​ ‍‌‌‍‌​​‍ ‌‌‍​‌​ ​‌​ ‌ ​ ‌‍​‍ ‌‌‍​‍​ ​‌​ ​‌​ ​ ‌‍​‍​ ‌ ​ ​​​ ​ ​ ​‌​ ‌‍​ ‌​‌‍‌‌​‍‌‍‌ ‌​‌ ‍‌‌ ​​‌‍‌‌​ ‌‌ ​​‌‍​‌‌‍‌ ‌‍‌‌​‍‌‍‌ ​​‌‍​‌‌ ‌​‌‍‍​​ ‌‌‍​‍‌‍ ​‌‍ ‌‍​ ‌‍‍ ‌ ​ ​‍‌‌​ ‌‌‌​​‍‌‌ ‌‍‍ ‌‍‌‌‌ ‍‌​‍‌‌​ ​ ‌​‌​​‍‌‌​ ​ ‌​‌​​‍‌‌​ ​‍​ ​‍‌‍​‍​ ‌‍​ ‌​​ ​ ‌‍​‍​ ​‍‌‍‌​‌‍‌‌​‍ ‌‌‍‌​‌‍​‍‌‍​‍​ ​ ​‍ ‌​ ‌​‌‍‌​​ ‌‍​ ​ ​‍ ‌‌‍​‍​ ‍​​ ​‍​ ​​​‍ ‌‌‍‌‍​ ‌​​ ‌‍​ ​‍​ ​‍​ ‌ ‌‍‌​‌‍​‌​ ​​‌‍‌​​ ‍​​ ​ ​‍‌‌​ ​‍​ ​‍​‍‌‌​ ‌‌‌​‌​​‍ ‍‌‍​ ‌‍ ‌‍ ​‌ ‌‌‌‍ ‌‌‍ ‍‌ ​ ​‍‌‌​ ‌‌‌​​‍‌‌ ‌‍‍ ‌‍‌‌‌ ‍‌​‍‌‌​ ​ ‌​‌​​‍‌‌​ ​ ‌​‌​​‍‌‌​ ​‍​ ​‍​ ‌‌​ ‌‌‌‍‌​‌‍‌‌‌‍‌‌​ ‌ ​ ‌‍​ ‌​​ ​​​ ‍​‌‍‌‍‌‍​ ​‍‌‌​ ​‍​ ​‍​‍‌‌​ ‌‌‌​‌​​‍ ‍‌‍‍‌‌ ‌​‌‍‌‌‌‍ ‌‌ ​ ​‍‌‌​ ‌‌‌​​‍​ ‌‍​‍‌‌​ ‌‌‌​‌​​‍‌‍‌ ‌ ‌‍ ‌ ​‍‌‍‍ ‌ ​ ‌ ​​‌‍​‌‌‍​ ‌‍‌‌​ ‌‌ ​​‌ ​‍‌‍ ‌‍‌​‌ ‌‌‌‍​ ‌ ‌​‌‍‍‌‌‍ ‌‍ ‍​‍‌‍‌ ​​‌‍‌‌‌ ​‍‌ ​ ‌ ​​‌‍‌‌‌‍​ ‌ ‌​‌‍‍‌‌ ‌‍‌‍‌‌​ ‌‌ ​​‌ ‌‌‌‍​‍‌‍ ​‌‍‍‌‌ ​ ‌‍‍​‌‍‌‌‌‍‌​​‍​‍‌ ‌